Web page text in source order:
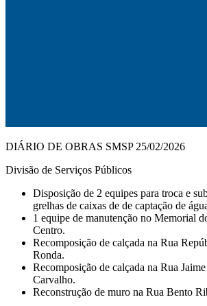
DIÁRIO DE OBRAS SMSP 25/02/2026
Divisão de Serviços Públicos
Disposição de 2 equipes para troca e
grelhas de caixas de de captação de
1 equipe de manutenção no Memorial
Centro.
Recomposição de calçada na Rua
Ronda.
Recomposição de calçada na Rua
Carvalho.
Reconstrução de muro na Rua Bento